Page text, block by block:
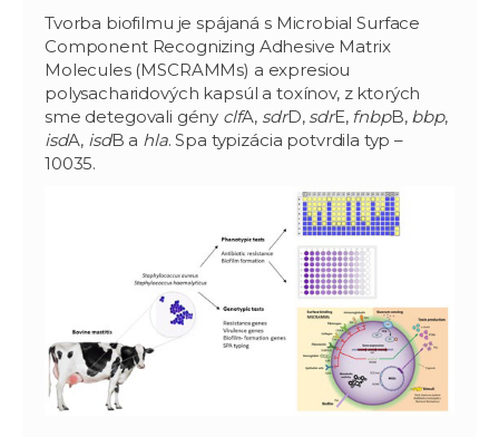
Tvorba biofilmu je spájaná s Microbial Surface
Component Recognizing Adhesive Matrix
Molecules (MSCRAMMs) a expresiou
polysacharidových kapsúl a toxínov, z ktorých
sme detegovali gény clfA, sdrD, sdrE, fnbpB, bbp,
isdA, isdB a hla. Spa typizácia potvrdila typ –
10035.